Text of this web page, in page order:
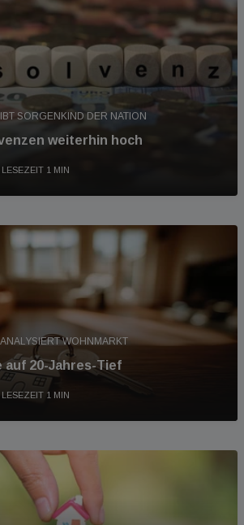
SORGENKIND DER NATION
weiterhin hoch
LESEZEIT 1 MIN
WOHNMARKT
auf 20-Jahres-Tief
LESEZEIT 1 MIN